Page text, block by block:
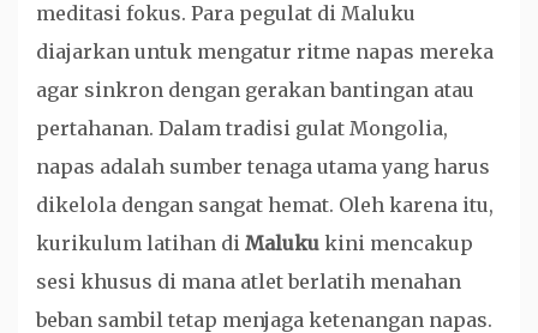
meditasi fokus. Para pegulat di Maluku
diajarkan untuk mengatur ritme napas mereka
agar sinkron dengan gerakan bantingan atau
pertahanan. Dalam tradisi gulat Mongolia,
napas adalah sumber tenaga utama yang harus
dikelola dengan sangat hemat. Oleh karena itu,
kurikulum latihan di Maluku kini mencakup
sesi khusus di mana atlet berlatih menahan
beban sambil tetap menjaga ketenangan napas.